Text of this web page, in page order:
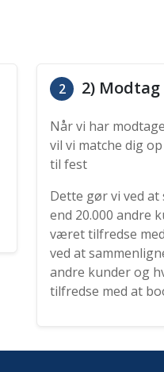
2 2)
Når vi har
vil vi matche dig
til fest
Dette gør vi ved at
end 20.000 andre
været tilfredse
ved at
andre kunder og
tilfredse med at